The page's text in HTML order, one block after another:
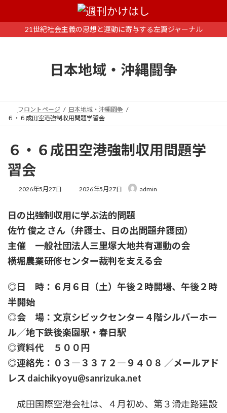
ン
ー
21世紀社会主義の思想と運動に寄与する左翼ジャーナル
日本地域・沖縄闘争
フロントページ
日本地域・沖縄闘争
６・６成田空港強制収用問題学習会
６・６成田空港強制収用問題学
習会
2026年5月27日
最
新
時
:
2026年5月27日 admin
日の出強制収用に学ぶ法的問題
佐竹 俊之 さん（弁護士、日の出問題弁護団）
主催 一般社団法人三里塚大地共有運動の会
横堀農業研修センター裁判を支える会
◎日 時：６月６日（土）午後２時開場、午後２時
半開始
◎会 場：文京シビックセンター４階シルバーホー
ル／地下鉄後楽園駅・春日駅
◎資料代 ５００円
◎連絡先：０３―３３７２―９４０８ ／メールアド
レス daichikyoyu@sanrizuka.net
成田国際空港会社は、４月初め、第３滑走路建設